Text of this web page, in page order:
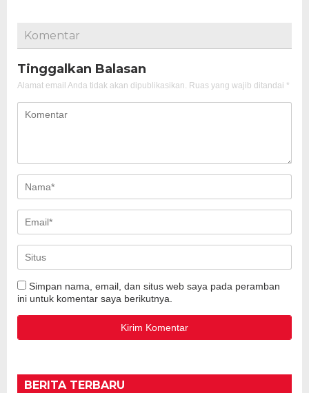
Komentar
Tinggalkan Balasan
Alamat email Anda tidak akan dipublikasikan. Ruas yang wajib ditandai *
Simpan nama, email, dan situs web saya pada peramban
ini untuk komentar saya berikutnya.
BERITA TERBARU